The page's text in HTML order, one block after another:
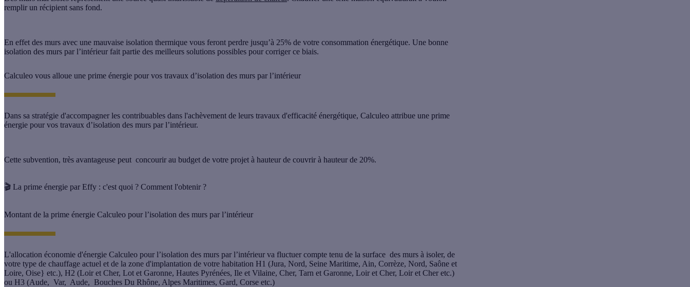
remplir un récipient sans fond.
En effet des murs avec une mauvaise isolation thermique vous feront perdre jusqu’à 25% de votre consommation énergétique. Une bonne
isolation des murs par l’intérieur fait partie des meilleurs solutions possibles pour corriger ce biais.
Calculeo vous alloue une prime énergie pour vos travaux d’isolation des murs par l’intérieur
Dans sa stratégie d'accompagner les contribuables dans l'achèvement de leurs travaux d'efficacité énergétique, Calculeo attribue une prime
énergie pour vos travaux d’isolation des murs par l’intérieur.
Cette subvention, très avantageuse peut concourir au budget de votre projet à hauteur de couvrir à hauteur de 20%.
🎬 La prime énergie par Effy : c'est quoi ? Comment l'obtenir ?
Montant de la prime énergie Calculeo pour l’isolation des murs par l’intérieur
L'allocation économie d'énergie Calculeo pour l’isolation des murs par l’intérieur va fluctuer compte tenu de la surface des murs à isoler, de
votre type de chauffage actuel et de la zone d'implantation de votre habitation H1 (Jura, Nord, Seine Maritime, Ain, Corrèze, Nord, Saône et
Loire, Oise} etc.), H2 (Loir et Cher, Lot et Garonne, Hautes Pyrénées, Ile et Vilaine, Cher, Tarn et Garonne, Loir et Cher, Loir et Cher etc.)
ou H3 (Aude, Var, Aude, Bouches Du Rhône, Alpes Maritimes, Gard, Corse etc.)